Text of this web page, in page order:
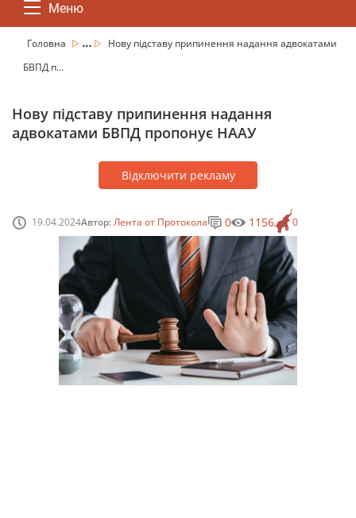
Меню
Головна ...
Нову підставу припинення надання адвокатами
БВПД п...
Нову підставу припинення надання
адвокатами БВПД пропонує НААУ
Відключити рекламу
19.04.2024Автор:Лента от Протокола 0
0 1156